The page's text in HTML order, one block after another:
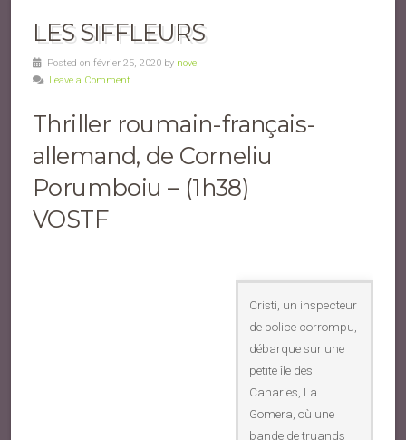
LES SIFFLEURS
Posted on février 25, 2020 by nove
Leave a Comment
Thriller roumain-français-
allemand, de Corneliu
Porumboiu – (1h38)
VOSTF
Cristi, un inspecteur
de police corrompu,
débarque sur une
petite île des
Canaries, La
Gomera, où une
bande de truands